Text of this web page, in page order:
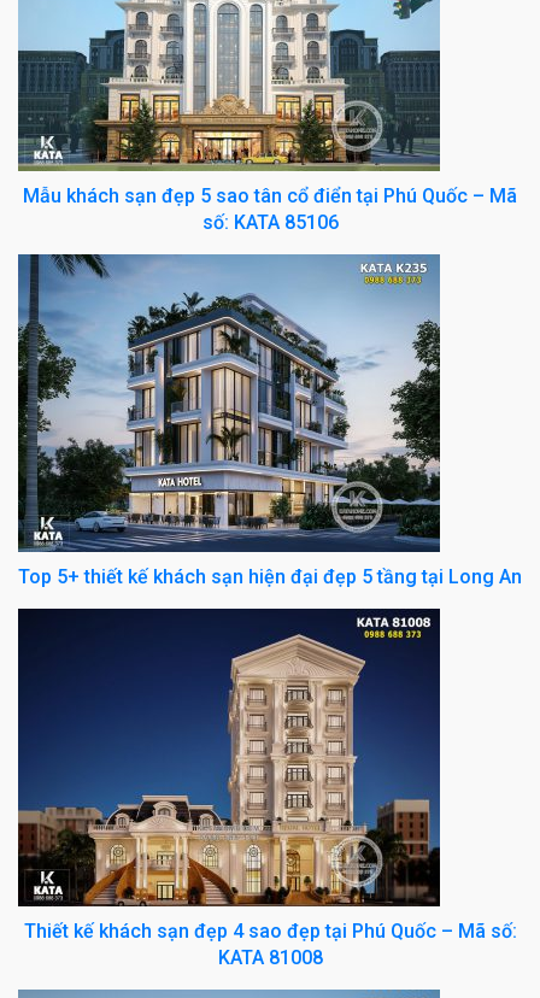
Mẫu khách sạn đẹp 5 sao tân cổ điển tại Phú Quốc – Mã
số: KATA 85106
Top 5+ thiết kế khách sạn hiện đại đẹp 5 tầng tại Long An
Thiết kế khách sạn đẹp 4 sao đẹp tại Phú Quốc – Mã số:
KATA 81008